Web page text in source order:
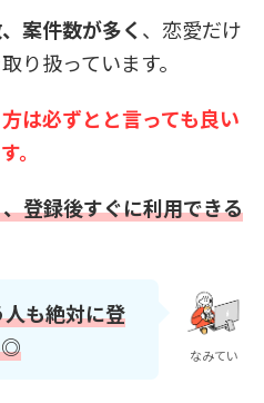
案件数が多く、恋愛だけ
り扱っています。
は必ずとと言っても良い
。
登録後すぐに利用できる
も絶対に登
◎
なみてい